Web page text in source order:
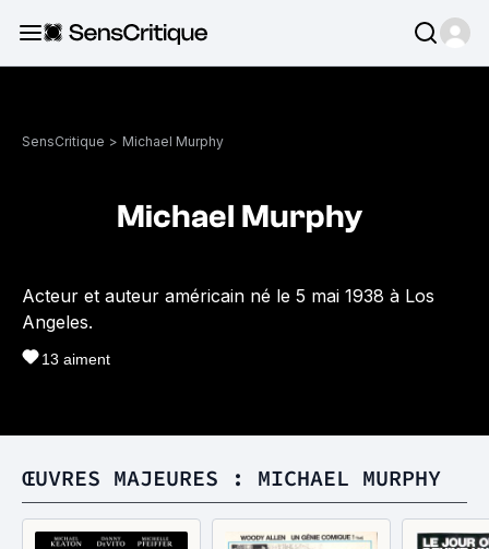
SensCritique > Michael Murphy
Michael Murphy
Acteur et auteur américain né le 5 mai 1938 à Los
Angeles.
13 aiment
ŒUVRES MAJEURES : MICHAEL MURPHY